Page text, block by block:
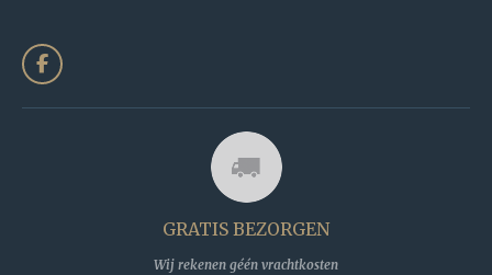
F
a
c
GRATIS BEZORGEN
Wij rekenen géén vrachtkosten